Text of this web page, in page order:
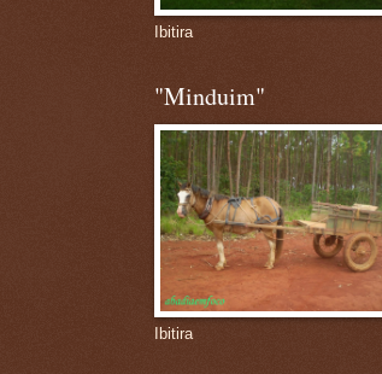
Ibitira
"Minduim"
Ibitira